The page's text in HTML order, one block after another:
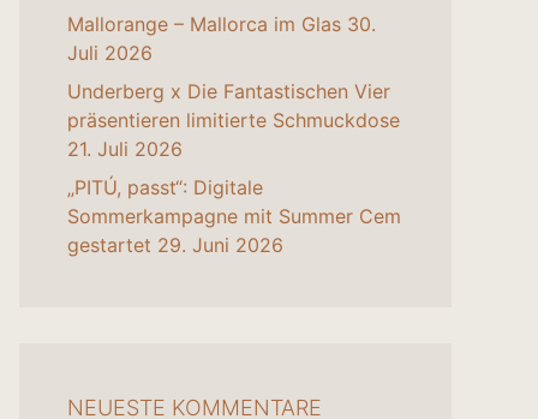
Mallorange – Mallorca im Glas 30.
Juli 2026
Underberg x Die Fantastischen Vier
präsentieren limitierte Schmuckdose
21. Juli 2026
„PITÚ, passt“: Digitale
Sommerkampagne mit Summer Cem
gestartet 29. Juni 2026
NEUESTE KOMMENTARE